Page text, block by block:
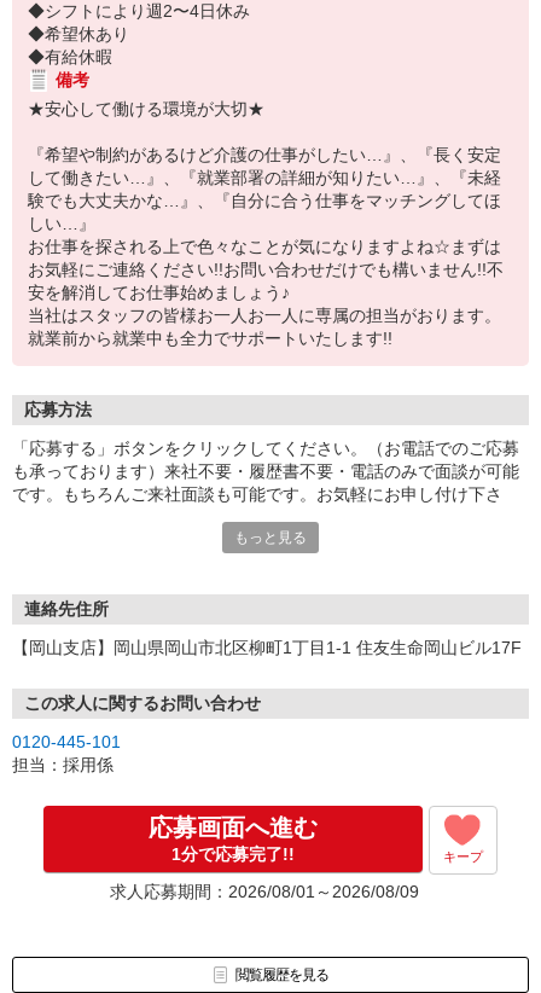
◆シフトにより週2〜4日休み
◆希望休あり
◆有給休暇
備考
★安心して働ける環境が大切★
『希望や制約があるけど介護の仕事がしたい…』、『長く安定
して働きたい…』、『就業部署の詳細が知りたい…』、『未経
験でも大丈夫かな…』、『自分に合う仕事をマッチングしてほ
しい…』
お仕事を探される上で色々なことが気になりますよね☆まずは
お気軽にご連絡ください!!お問い合わせだけでも構いません!!不
安を解消してお仕事始めましょう♪
当社はスタッフの皆様お一人お一人に専属の担当がおります。
就業前から就業中も全力でサポートいたします!!
応募方法
「応募する」ボタンをクリックしてください。（お電話でのご応募
も承っております）来社不要・履歴書不要・電話のみで面談が可能
です。もちろんご来社面談も可能です。お気軽にお申し付け下さ
もっと見る
連絡先住所
【岡山支店】岡山県岡山市北区柳町1丁目1-1 住友生命岡山ビル17F
この求人に関するお問い合わせ
0120-445-101
担当：採用係
応募画面へ進む
1分で応募完了!! キープ
求人応募期間：2026/08/01～2026/08/09
閲覧履歴を見る